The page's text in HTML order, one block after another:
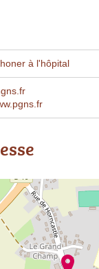
à l'hôpital